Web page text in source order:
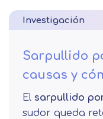
Investigación
Sarpullido
causas y
El sarpullido
sudor queda